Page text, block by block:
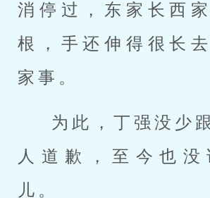
消停过，东家长西
根，手还伸得很长
家事。
为此，丁强没少
人道歉，至今也没
儿。